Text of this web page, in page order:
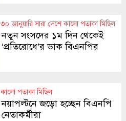
৩০ জানুয়ারি সারা দেশে কালো পতাকা মিছিল
নতুন সংসদের ১ম দিন থেকেই
‘প্রতিরোধে’র ডাক বিএনপির
কালো পতাকা মিছিল
নয়াপল্টনে জড়ো হচ্ছেন বিএনপি
নেতাকর্মীরা